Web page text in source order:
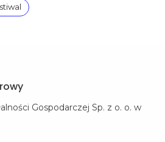
Gospodarczej Sp. z o. o. w